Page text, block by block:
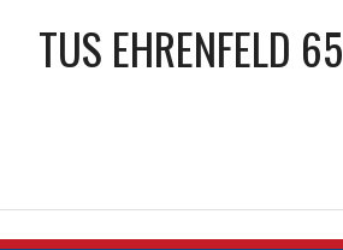
TUS EHRENFELD 65